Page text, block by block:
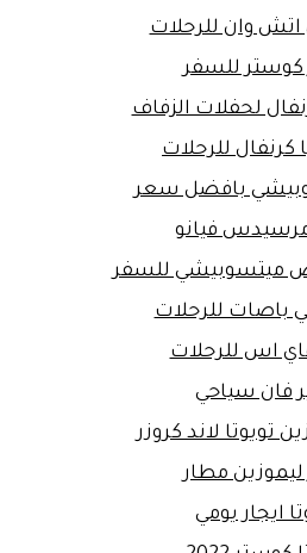
اتش وان للرحلات
كوستر للسفر
لحفلات الزفاف
كرنفال للرحلات
بافضل سعر
مرسيدس فيانو
ميتسوبيشي للسفر
باصات للرحلات
اس للرحلات
فان سياحي
تويوتا لاند كروزر
ليموزين مطار
ايجار يومي